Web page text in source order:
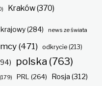
Kraków(370)
(284) news ze świata
(471) odkrycie(213)
polska (763)
PRL (264) Rosja (312)